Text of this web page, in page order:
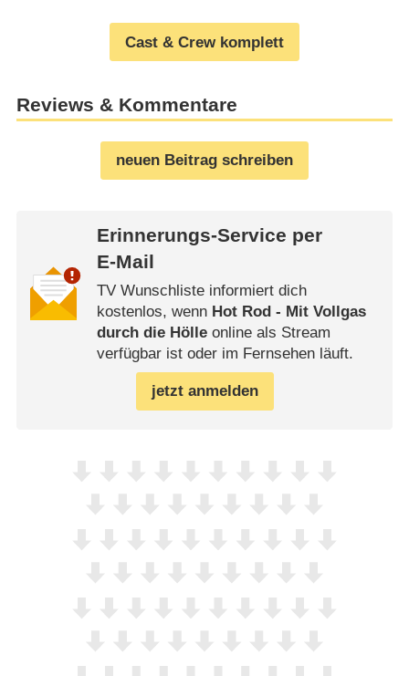
Cast & Crew komplett
Reviews & Kommentare
neuen Beitrag schreiben
Erinnerungs-Service per
E-Mail
TV Wunschliste informiert dich
kostenlos, wenn Hot Rod - Mit Vollgas
durch die Hölleonline als Stream
verfügbar ist oder im Fernsehen läuft.
jetzt anmelden